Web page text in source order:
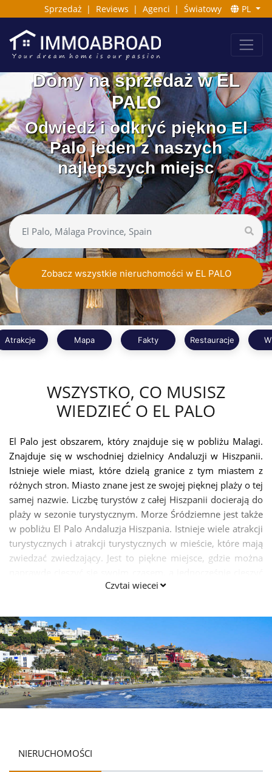
Sprzedaż | Reviews | Agenci | Światowy PL
Domy na sprzedaż w EL
PALO
Odwiedź i odkryć piękno El
Palo jeden z naszych
najlepszych miejsc
Zobacz wszystkie nieruchomości w EL PALO
Atrakcje Mapa Fakty Restauracje
WSZYSTKO, CO MUSISZ
WIEDZIEĆ O EL PALO
El Palo jest obszarem, który znajduje się w pobliżu Malagi.
Znajduje się w wschodniej dzielnicy Andaluzji w Hiszpanii.
Istnieje wiele miast, które dzielą granice z tym miastem z
różnych stron. Miasto znane jest ze swojej pięknej plaży o tej
samej nazwie. Liczbę turystów z całej Hiszpanii docierają do
plaży w sezonie turystycznym. Morze Śródziemne jest także
w pobliżu El Palo Andaluzja Hiszpania. Istnieje wiele atrakcji
turystycznych i atrakcji turystycznych w mieście, które mają
zwiedzać zwiedzający. Jest to piękne miejsce, gdzie można
się pięknem i korzystnymi warunkami klimatycznymi.
Czytaj więcej
NIERUCHOMOŚCI